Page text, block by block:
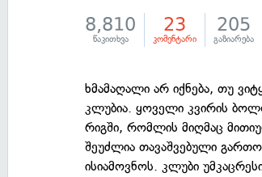
8,810
წაკითხვა
23
კომენტარი
205
გაზიარება
ხმამაღალი არ იქნება, თუ
კლუბია. ყოველი კვირის
რიგში, რომლის მიღმაც
შეუძლია თავაშვებული
ისიამოვნოს. კლუბი